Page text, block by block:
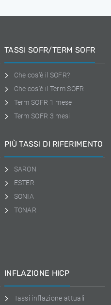
TASSI SOFR/TERM SOFR
Che cos'è il SOFR?
Che cos'è il Term SOFR
Term SOFR 1 mese
Term SOFR 3 mesi
PIÙ TASSI DI RIFERIMENTO
SARON
ESTER
SONIA
TONAR
INFLAZIONE HICP
Tassi inflazione attuali